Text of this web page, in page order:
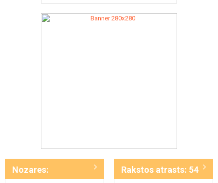
Nozares: Rakstos atrasts: 54